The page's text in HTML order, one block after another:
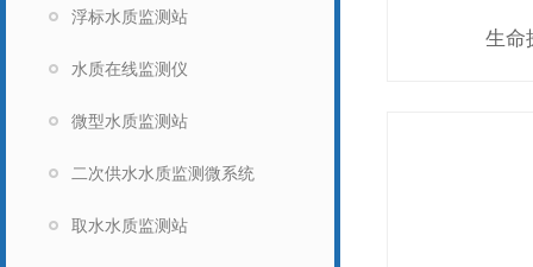
浮标水质监测站
水质在线监测仪
微型水质监测站
二次供水水质监测微系统
取水水质监测站
生命